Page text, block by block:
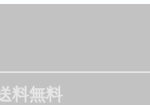
料無料